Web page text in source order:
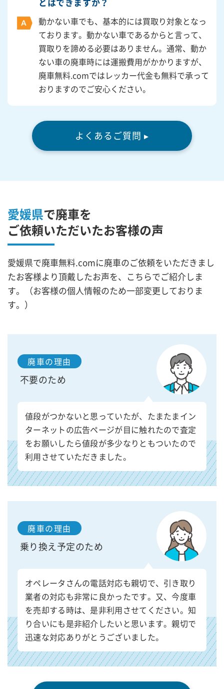
動かない車でも、基本的には買取り対象となっ
ております。動かない車であるからと言って、
買取りを諦める必要はありません。通常、動か
ない車の廃車時には運搬費用がかかりますが、
廃車無料.comではレッカー代金も無料で承って
おりますのでご安心ください。
よくあるご質問 ▸
愛媛県で廃車を
ご依頼いただいたお客様の声
愛媛県で廃車無料.comに廃車のご依頼をいただきまし
たお客様より頂戴したお声を、こちらでご紹介しま
す。（お客様の個人情報のため一部変更しておりま
す。）
廃車の理由
不要のため
値段がつかないと思っていたが、たまたまイン
ターネットの広告ページが目に触れたので査定
をお願いしたら値段が多少なりともついたので
利用させていただきました。
廃車の理由
乗り換え予定のため
オペレータさんの電話対応も親切で、引き取り
業者の対応も非常に良かったです。又、今度車
を売却する時は、是非利用させてください。知
り合いにも是非紹介したいと思います。親切で
迅速な対応ありがとうございました。